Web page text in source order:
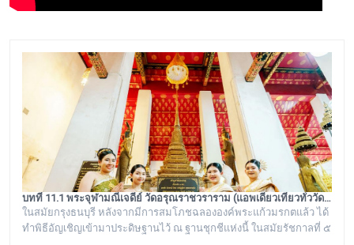
บทที่ 11.1 พระจุฬามณีเจดีย์ วัดอรุณราชวราราม (แอพเดียวเที่ยวทั่ววัดอรุณ)
ในสมัยกรุงธนบุรี หลังจากมีการสมโภชฉลององค์พระแก้วมรกตแล้ว ได้
ทำพิธีอัญเชิญเข้ามาประดิษฐานไว้ ณ ฐานชุกชีแห่งนี้ ในสมัยรัชกาลที่ ๕